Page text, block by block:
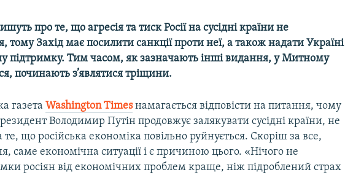
про те, що агресія та тиск Росії на сусідні країни не
тому Захід має посилити санкції проти неї, а також надати Україні
підтримку. Тим часом, як зазначають інші видання, у Митному
починають з’являтися тріщини.
газетаWashington Timesнамагається відповісти на питання, чому
Володимир Путін продовжує залякувати сусідні країни, не
що російська економіка повільно руйнується. Скоріш за все,
саме економічна ситуації і є причиною цього. «Нічого не
росіян від економічних проблем краще, ніж підроблений страх